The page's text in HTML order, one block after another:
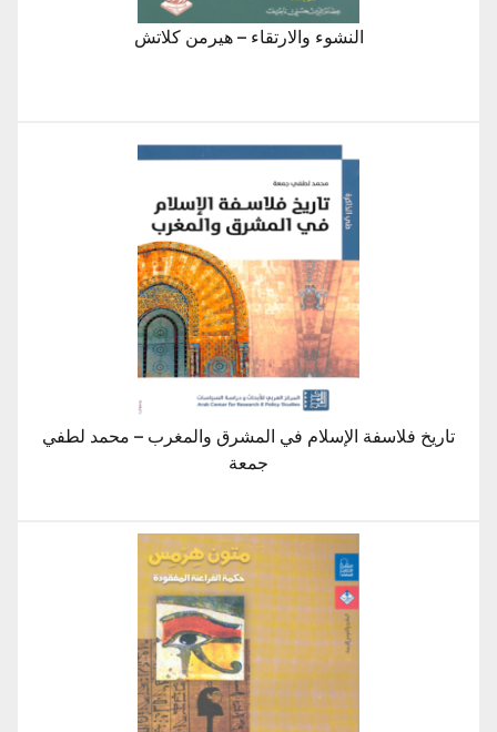
النشوء والارتقاء – هيرمن كلاتش
تاريخ فلاسفة الإسلام في المشرق والمغرب – محمد لطفي
جمعة